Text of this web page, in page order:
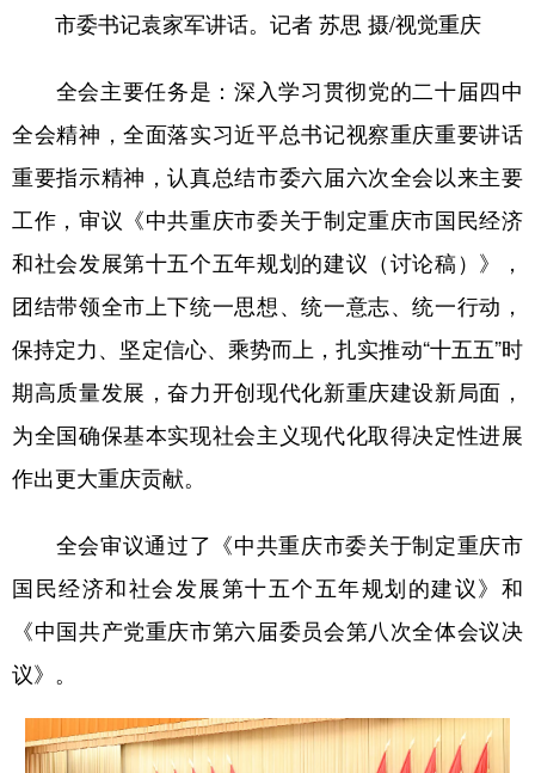
市委书记袁家军讲话。记者 苏思 摄/视觉重庆
全会主要任务是：深入学习贯彻党的二十届四中
全会精神，全面落实习近平总书记视察重庆重要讲话
重要指示精神，认真总结市委六届六次全会以来主要
工作，审议《中共重庆市委关于制定重庆市国民经济
和社会发展第十五个五年规划的建议（讨论稿）》，
团结带领全市上下统一思想、统一意志、统一行动，
保持定力、坚定信心、乘势而上，扎实推动“十五五”时
期高质量发展，奋力开创现代化新重庆建设新局面，
为全国确保基本实现社会主义现代化取得决定性进展
作出更大重庆贡献。
全会审议通过了《中共重庆市委关于制定重庆市
国民经济和社会发展第十五个五年规划的建议》和
《中国共产党重庆市第六届委员会第八次全体会议决
议》。